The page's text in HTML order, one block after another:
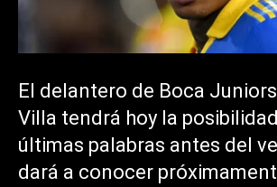
El delantero de Boca
Villa tendrá hoy la
últimas palabras antes del
dará a conocer